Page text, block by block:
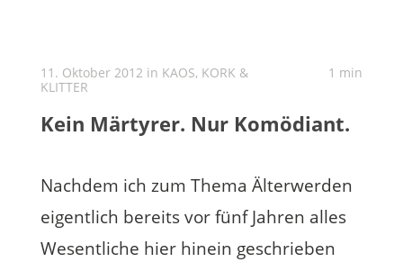
11. Oktober 2012 in KAOS, KORK &
KLITTER
1 min
Kein Märtyrer. Nur Komödiant.
Nachdem ich zum Thema Älterwerden
eigentlich bereits vor fünf Jahren alles
Wesentliche hier hinein geschrieben